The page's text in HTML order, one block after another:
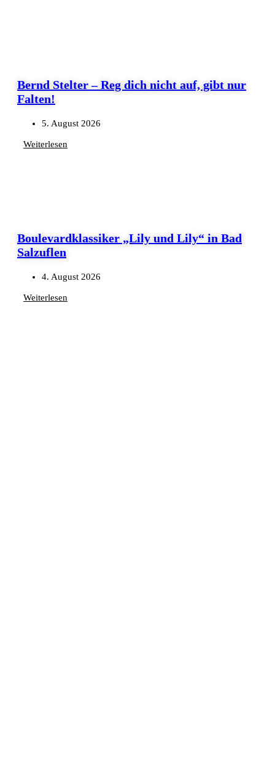
Bernd Stelter – Reg dich nicht auf, gibt nur
Falten!
5. August 2026
Weiterlesen
Boulevardklassiker „Lily und Lily“ in Bad
Salzuflen
4. August 2026
Weiterlesen